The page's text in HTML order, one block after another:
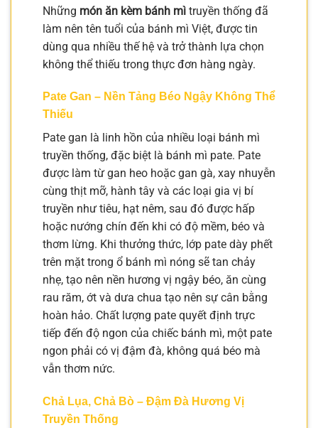
Những món ăn kèm bánh mì truyền thống đã
làm nên tên tuổi của bánh mì Việt, được tin
dùng qua nhiều thế hệ và trở thành lựa chọn
không thể thiếu trong thực đơn hàng ngày.
Pate Gan – Nền Tảng Béo Ngậy Không Thể
Thiếu
Pate gan là linh hồn của nhiều loại bánh mì
truyền thống, đặc biệt là bánh mì pate. Pate
được làm từ gan heo hoặc gan gà, xay nhuyễn
cùng thịt mỡ, hành tây và các loại gia vị bí
truyền như tiêu, hạt nêm, sau đó được hấp
hoặc nướng chín đến khi có độ mềm, béo và
thơm lừng. Khi thưởng thức, lớp pate dày phết
trên mặt trong ổ bánh mì nóng sẽ tan chảy
nhẹ, tạo nên nền hương vị ngậy béo, ăn cùng
rau răm, ớt và dưa chua tạo nên sự cân bằng
hoàn hảo. Chất lượng pate quyết định trực
tiếp đến độ ngon của chiếc bánh mì, một pate
ngon phải có vị đậm đà, không quá béo mà
vẫn thơm nức.
Chả Lụa, Chả Bò – Đậm Đà Hương Vị
Truyền Thống